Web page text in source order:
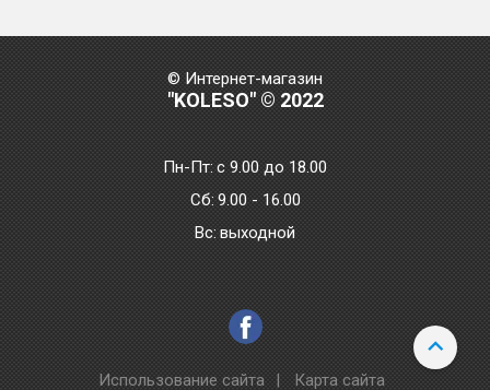
© Интернет-магазин
"KOLESO" © 2022
Пн-Пт:с 9.00 до 18.00
Сб: 9.00 - 16.00
Bc: выходной
Использование сайта | Карта сайта